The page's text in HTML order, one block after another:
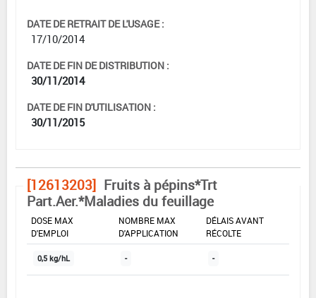
DATE DE RETRAIT DE L'USAGE :
17/10/2014
DATE DE FIN DE DISTRIBUTION :
30/11/2014
DATE DE FIN D'UTILISATION :
30/11/2015
[12613203] Fruits à pépins*Trt
Part.Aer.*Maladies du feuillage
DOSE MAX
D'EMPLOI
NOMBRE MAX
D'APPLICATION
DÉLAIS AVANT
RÉCOLTE
0,5 kg/hL - -